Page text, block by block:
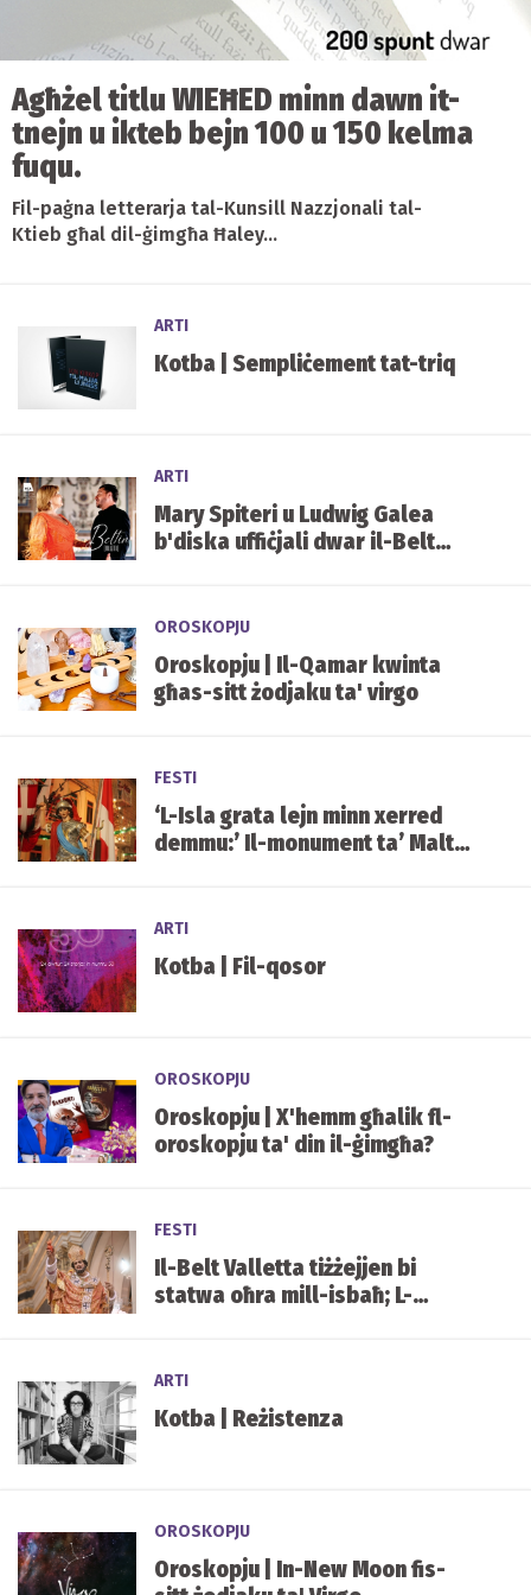
Agħżel titlu WIEĦED minn dawn it-
tnejn u ikteb bejn 100 u 150 kelma
fuqu.
Fil-paġna letterarja tal-Kunsill Nazzjonali tal-
Ktieb għal dil-ġimgħa Ħaley...
ARTI
Kotba | Sempliċement tat-triq
ARTI
Mary Spiteri u Ludwig Galea
b'diska uffiċjali dwar il-Belt
OROSKOPJU
Oroskopju | Il-Qamar kwinta
għas-sitt żodjaku ta' virgo
FESTI
‘L-Isla grata lejn minn xerred
demmu:’ Il-monument ta’ Malta
ARTI
Kotba | Fil-qosor
OROSKOPJU
Oroskopju | X'hemm għalik fl-
oroskopju ta' din il-ġimgħa?
FESTI
Il-Belt Valletta tiżżejjen bi
statwa oħra mill-isbaħ; L-
kompluta
ARTI
Kotba | Reżistenza
OROSKOPJU
Oroskopju | In-New Moon fis-